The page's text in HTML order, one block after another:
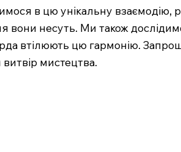
в цю унікальну взаємодію,
вони несуть. Ми також
втілюють цю гармонію.
мистецтва.